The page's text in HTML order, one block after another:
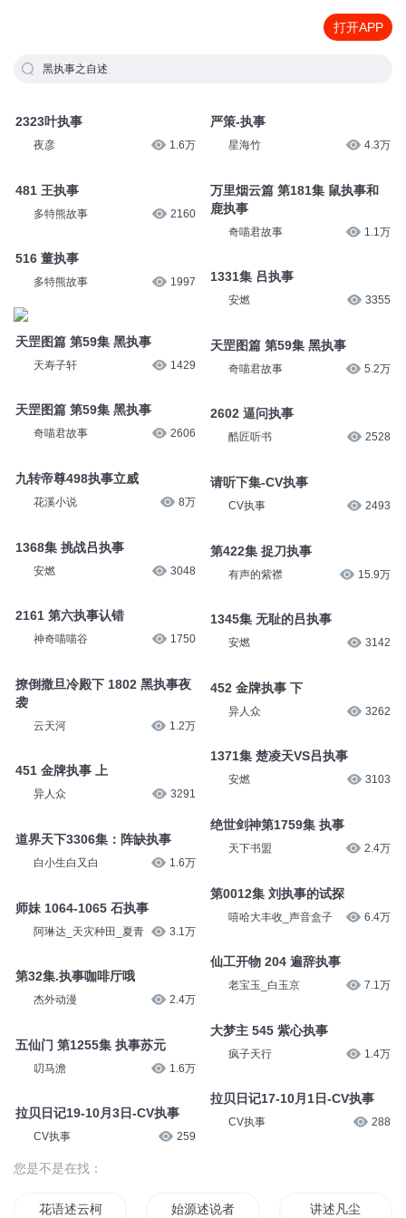
打开APP
黑执事之自述
2323叶执事
夜彦 1.6万
481 王执事
多特熊故事 2160
516 董执事
多特熊故事 1997
天罡图篇 第59集 黑执事
天寿子轩 1429
天罡图篇 第59集 黑执事
奇喵君故事 2606
九转帝尊498执事立威
花溪小说 8万
1368集 挑战吕执事
安燃 3048
2161 第六执事认错
神奇喵喵谷 1750
撩倒撒旦冷殿下 1802 黑执事夜
袭
云天河 1.2万
451 金牌执事 上
异人众 3291
道界天下3306集：阵缺执事
白小生白又白 1.6万
师妹 1064-1065 石执事
阿琳达_天灾种田_夏青 3.1万
第32集.执事咖啡厅哦
杰外动漫 2.4万
五仙门 第1255集 执事苏元
叨马澹 1.6万
拉贝日记19-10月3日-CV执事
CV执事 259
严策-执事
星海竹 4.3万
万里烟云篇 第181集 鼠执事和
鹿执事
奇喵君故事 1.1万
1331集 吕执事
安燃 3355
天罡图篇 第59集 黑执事
奇喵君故事 5.2万
2602 逼问执事
酷匠听书 2528
请听下集-CV执事
CV执事 2493
第422集 捉刀执事
有声的紫襟 15.9万
1345集 无耻的吕执事
安燃 3142
452 金牌执事 下
异人众 3262
1371集 楚凌天VS吕执事
安燃 3103
绝世剑神第1759集 执事
天下书盟 2.4万
第0012集 刘执事的试探
嘻哈大丰收_声音盒子 6.4万
仙工开物 204 遍辞执事
老宝玉_白玉京 7.1万
大梦主 545 紫心执事
疯子天行 1.4万
拉贝日记17-10月1日-CV执事
CV执事 288
您是不是在找：
花语述云柯 始源述说者 讲述凡尘